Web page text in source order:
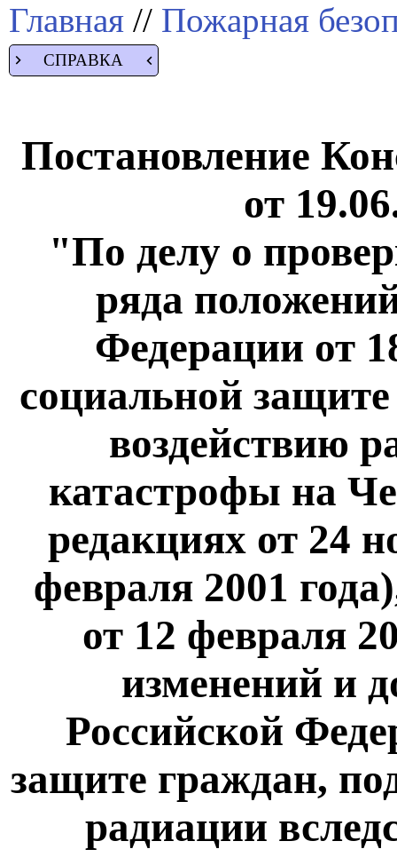
Главная // Пожарная
СПРАВКА
Постановление
от
"По делу о
ряда
Федерации от
социальной
воздействию
катастрофы на
редакциях от 24
февраля 2001
от 12 февраля
изменений и
Российской
защите граждан,
радиации